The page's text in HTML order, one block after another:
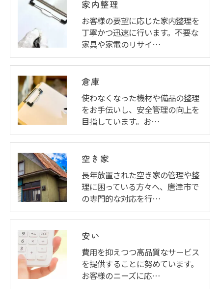
家内整理
お客様の要望に応じた家内整理を
丁寧かつ迅速に行います。不要な
家具や家電のリサイ…
倉庫
使わなくなった機材や備品の整理
をお手伝いし、安全管理の向上を
目指しています。お…
空き家
長年放置された空き家の管理や整
理に困っている方々へ、唐津市で
の専門的な対応を行…
安い
費用を抑えつつ高品質なサービス
を提供することに努めています。
お客様のニーズに応…